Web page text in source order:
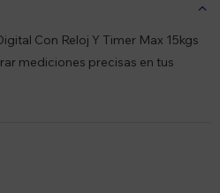
Con Reloj Y Timer Max 15kgs
mediciones precisas en tus